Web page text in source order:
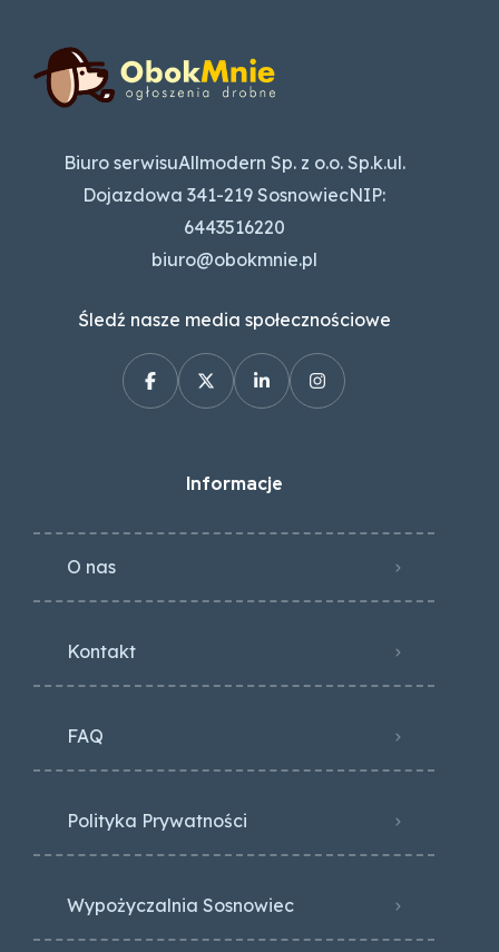
Biuro serwisuAllmodern Sp. z o.o. Sp.k.ul.
Dojazdowa 341-219 SosnowiecNIP:
6443516220
biuro@obokmnie.pl
Śledź nasze media społecznościowe
Informacje
O nas
Kontakt
FAQ
Polityka Prywatności
Wypożyczalnia Sosnowiec